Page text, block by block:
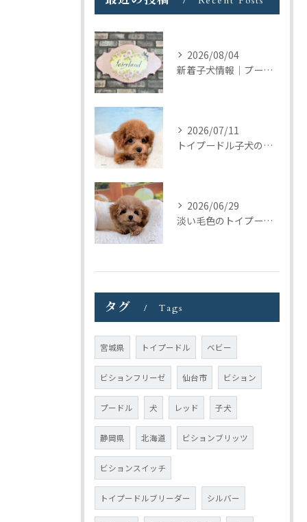
2026/08/04
新着子犬情報｜プードル＆ビションプーの募集をまとめて開始しました
2026/07/11
トイプードル子犬の巣立ち｜トリミングの日に見つけたご縁
2026/06/29
淡い毛色のトイプードル女の子｜元気いっぱいの子犬が巣立ちました
タグ Tags
宮城県 トイプードル ベビー
ビションフリーゼ 仙台市 ビション
プードル 犬 レッド 子犬
静岡県 北海道 ビションブリッツ
ビションスイッチ
トイプードルブリーダー シルバー